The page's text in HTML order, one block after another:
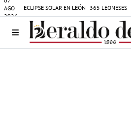
AGO
2026
ECLIPSE SOLAR EN LEÓN 365 LEONESES